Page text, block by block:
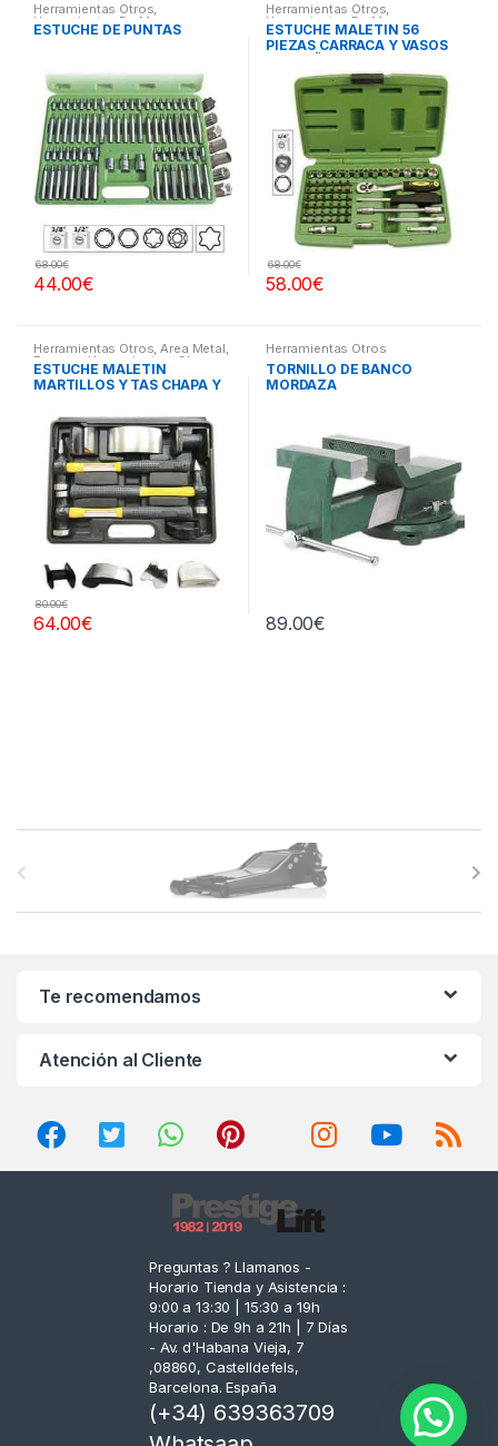
Herramientas Otros,
Herramientas De Mano ,
Herramientas De Mano,
otros
ESTUCHE DE PUNTAS
44.00€
68.00€
Herramientas Otros,
Herramientas De Mano,
Herramientas De Mano,
Maletines Herramientas,
Extractores, Compresímetros,
ESTUCHE MALETIN 56
PIEZAS CARRACA Y VASOS
58.00€
68.00€
Herramientas Otros,Area Metal,
Roscas, Herramientas Chapa y
Pintura,Maletines Herramientas,
Extractores, Compresímetros,
ESTUCHE MALETIN
MARTILLOS Y TAS CHAPA Y
64.00€
80.00€
Herramientas Otros
TORNILLO DE BANCO
MORDAZA
89.00€
a
Te recomendamos
Atención al Cliente
Preguntas ? Llamanos -
Horario Tienda y Asistencia :
9:00 a 13:30 | 15:30 a 19h
Horario : De 9h a 21h | 7 Días
- Av. d'Habana Vieja, 7
,08860, Castelldefels,
Barcelona. España
(+34) 639363709